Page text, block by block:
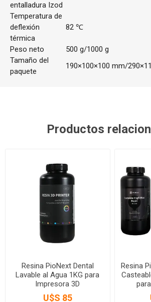
entalladura Izod
Temperatura de
deflexión
térmica
82 ℃
Peso neto
500 g/1000 g
Tamaño del
paquete
190×100×100 mm/
Productos
Resina PioNext Dental
Lavable al Agua 1KG para
Impresora 3D
U$S 85
Resina